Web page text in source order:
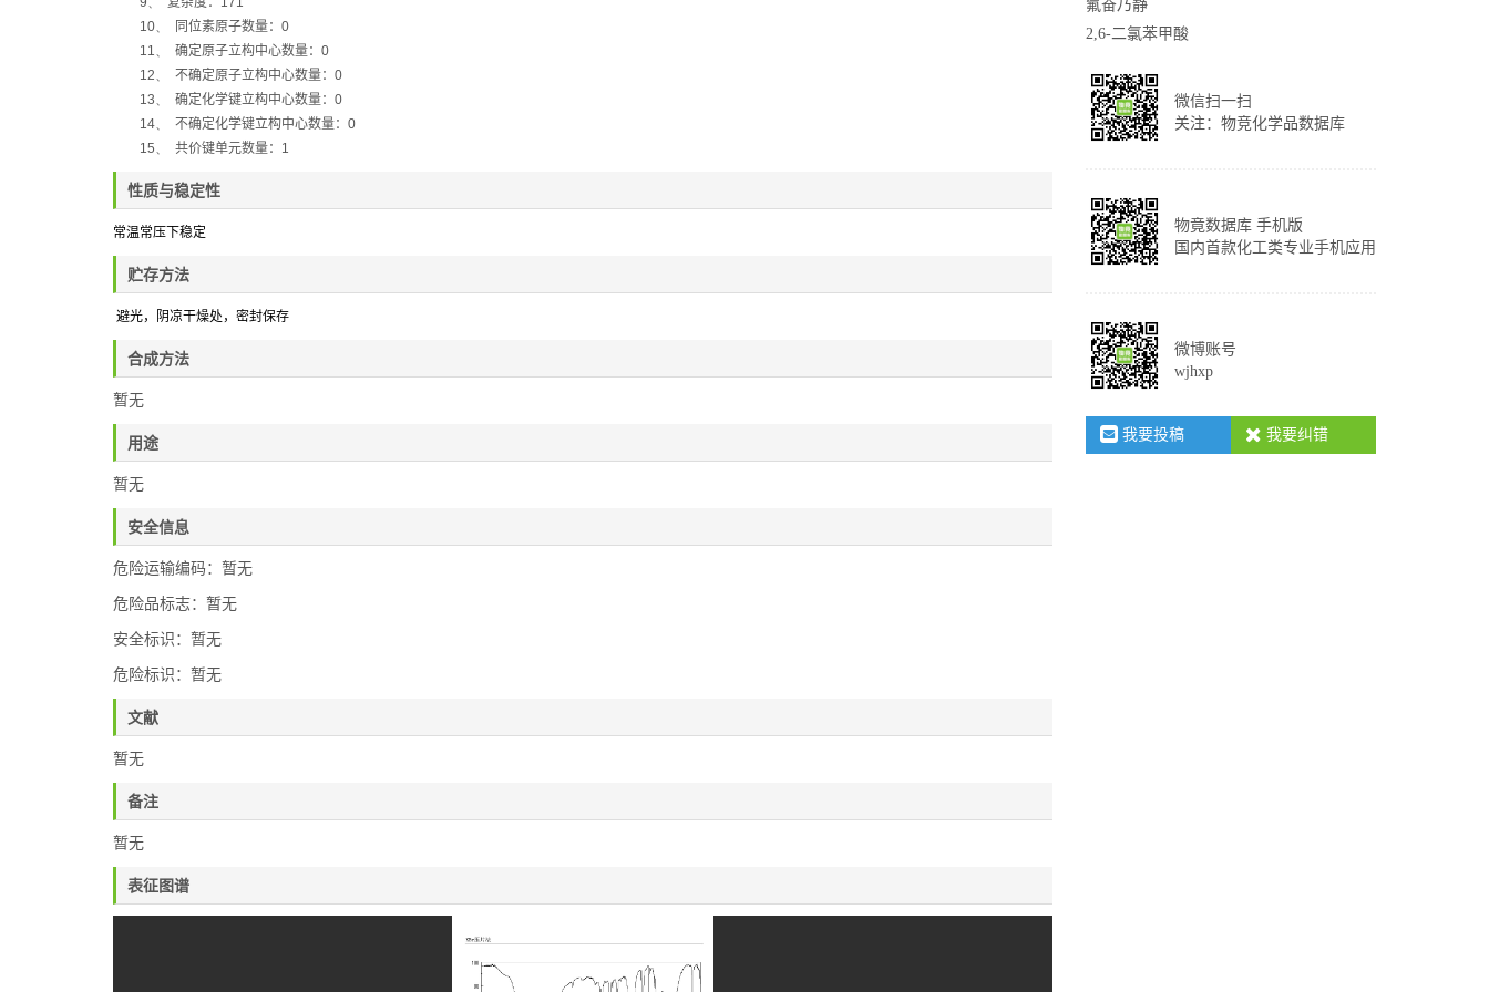
10、
同位素原子数量： 0
11、
确定原子立构中心数量： 0
12、
不确定原子立构中心数量： 0
13、
确定化学键立构中心数量： 0
14、
不确定化学键立构中心数量： 0
15、
共价键单元数量： 1
性质与稳定性
常温常压下稳定
贮存方法
避光，阴凉干燥处 ，密封保存
合成方法
暂无
用途
暂无
安全信息
危险运输编码：暂无
危险品标志：暂无
安全标识：暂无
危险标识：暂无
文献
暂无
备注
暂无
表征图谱
氟奋乃静
2,6-二氯苯甲酸
微信扫一扫
关注：物竞化学品数据库
物竟数据库 手机版
国内首款化工类专业手机应用
微博账号
wjhxp
我要投稿 我要纠错